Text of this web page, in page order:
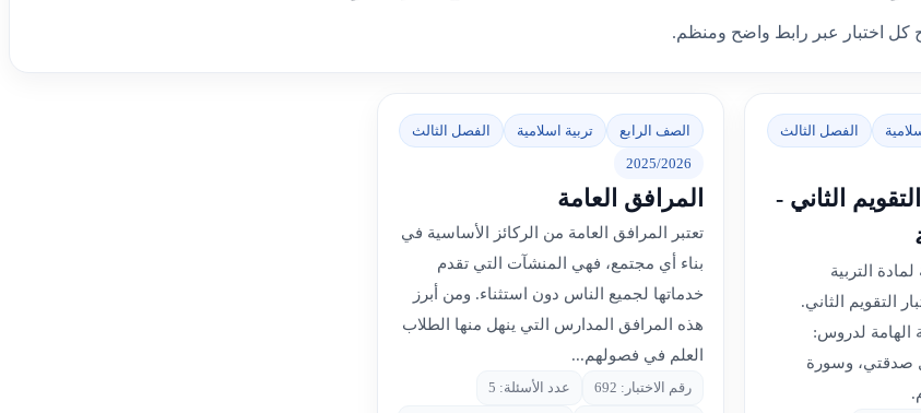
كل اختبار عبر رابط واضح ومنظم.
الفصل الثالث
الثاني -
التربية
التقويم الثاني.
الهامة لدروس:
صدقتي، وسورة
الصف الرابع تربية اسلامية
الفصل الثالث
2025/2026
المرافق العامة
تعتبر المرافق العامة من الركائز الأساسية في
بناء أي مجتمع، فهي المنشآت التي تقدم
خدماتها لجميع الناس دون استثناء. ومن أبرز
هذه المرافق المدارس التي ينهل منها الطلاب
العلم في فصولهم...
رقم الاختبار: 692 عدد الأسئلة: 5